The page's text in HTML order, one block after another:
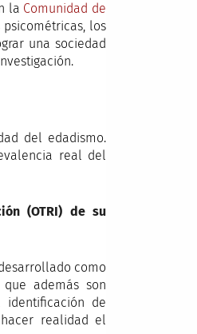
la Comunidad de
los
una sociedad
del edadismo.
real del
(OTRI) de su
como
además son
identificación de
realidad el